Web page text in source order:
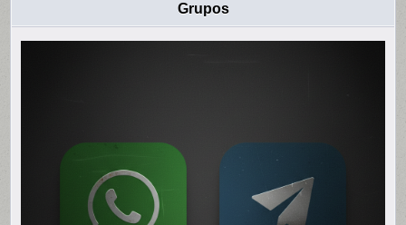
Grupos